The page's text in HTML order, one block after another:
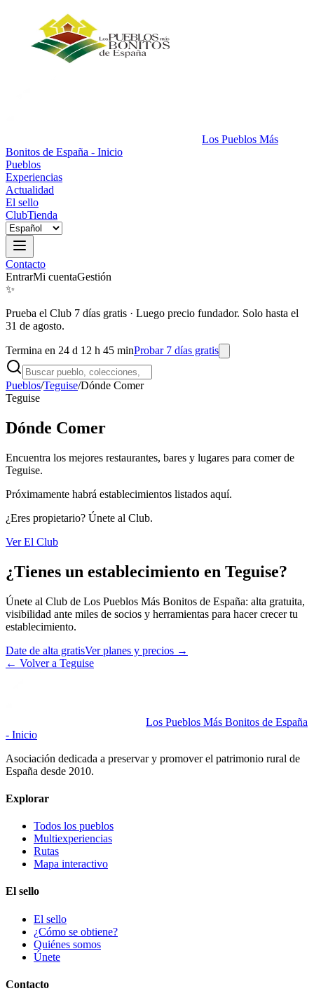
Los Pueblos Más
Bonitos de España - Inicio
Pueblos
Experiencias
Actualidad
El sello
ClubTienda
Contacto
EntrarMi cuentaGestión
✨
Prueba el Club 7 días gratis · Luego precio fundador. Solo hasta el
31 de agosto.
Termina en 24 d 12 h 45 minProbar 7 días gratis
Pueblos/Teguise/Dónde Comer
Teguise
Dónde Comer
Encuentra los mejores restaurantes, bares y lugares para comer de
Teguise.
Próximamente habrá establecimientos listados aquí.
¿Eres propietario? Únete al Club.
Ver El Club
¿Tienes un establecimiento en Teguise?
Únete al Club de Los Pueblos Más Bonitos de España: alta gratuita,
visibilidad ante miles de socios y herramientas para hacer crecer tu
establecimiento.
Date de alta gratisVer planes y precios →
← Volver a Teguise
Los Pueblos Más Bonitos de España
- Inicio
Asociación dedicada a preservar y promover el patrimonio rural de
España desde 2010.
Explorar
Todos los pueblos
Multiexperiencias
Rutas
Mapa interactivo
El sello
El sello
¿Cómo se obtiene?
Quiénes somos
Únete
Contacto